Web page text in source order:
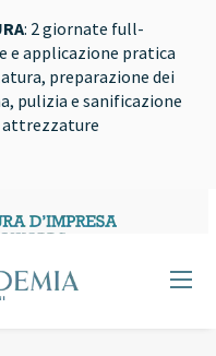
: 2 giornate full-
e applicazione pratica
preparazione dei
pulizia e sanificazione
attrezzature